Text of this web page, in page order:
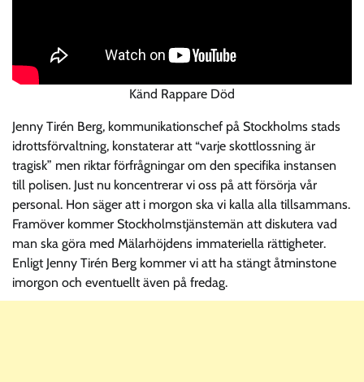
Känd Rappare Död
Jenny Tirén Berg, kommunikationschef på Stockholms stads
idrottsförvaltning, konstaterar att “varje skottlossning är
tragisk” men riktar förfrågningar om den specifika instansen
till polisen. Just nu koncentrerar vi oss på att försörja vår
personal. Hon säger att i morgon ska vi kalla alla tillsammans.
Framöver kommer Stockholmstjänstemän att diskutera vad
man ska göra med Mälarhöjdens immateriella rättigheter.
Enligt Jenny Tirén Berg kommer vi att ha stängt åtminstone
imorgon och eventuellt även på fredag.